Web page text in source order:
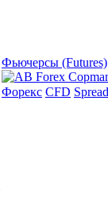
Фьючерсы (Futures)
Форекс CFD